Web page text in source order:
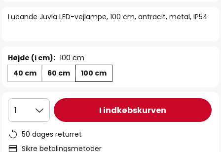
Lucande Juvia LED-vejlampe, 100 cm, antracit, metal, IP54
Højde (i cm): 100 cm
40 cm
60 cm 100 cm
1 I indkøbskurven
50 dages returret
Sikre betalingsmetoder